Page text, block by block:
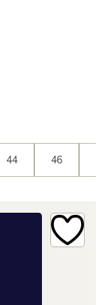
44 46